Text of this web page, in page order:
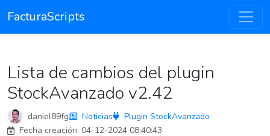
FacturaScripts
Lista de cambios del plugin
StockAvanzado v2.42
daniel89fg Noticias
Plugin StockAvanzado
Fecha creación: 04-12-2024 08:40:43